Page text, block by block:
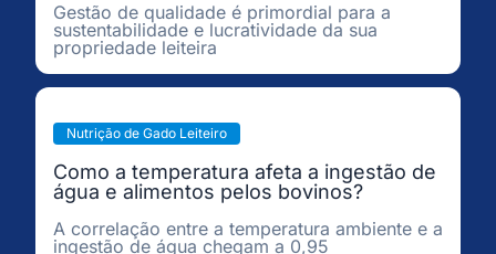
Gestão de qualidade é primordial para a
sustentabilidade e lucratividade da sua
propriedade leiteira
Nutrição de Gado Leiteiro
Como a temperatura afeta a ingestão de
água e alimentos pelos bovinos?
A correlação entre a temperatura ambiente e a
ingestão de água chegam a 0,95